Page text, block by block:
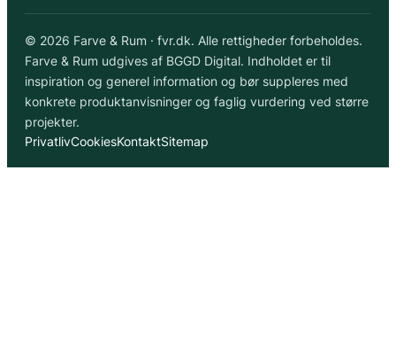
© 2026 Farve & Rum · fvr.dk. Alle rettigheder forbeholdes.
Farve & Rum udgives af BGGD Digital. Indholdet er til
inspiration og generel information og bør suppleres med
konkrete produktanvisninger og faglig vurdering ved større
projekter.
PrivatlivCookiesKontaktSitemap